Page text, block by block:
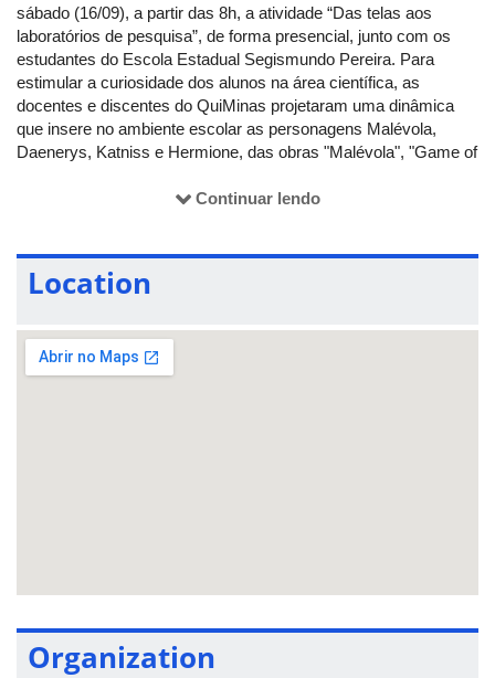
sábado (16/09), a partir das 8h, a atividade “Das telas aos
laboratórios de pesquisa”, de forma presencial, junto com os
estudantes do Escola Estadual Segismundo Pereira. Para
estimular a curiosidade dos alunos na área científica, as
docentes e discentes do QuiMinas projetaram uma dinâmica
que insere no ambiente escolar as personagens Malévola,
Daenerys, Katniss e Hermione, das obras "Malévola", "Game of
A atividade consiste na divisão dos alunos em quatro equipes
estão escondidas na escola. As equipes deverão encontrar as
personagens e realizar um experimento, instruído, relacionado à
equipe responda. Quando acertarem as charadas, será feita
uma marca com tinta na equipe e o grupo deve seguir para a
Continuar lendo
Location
Organization